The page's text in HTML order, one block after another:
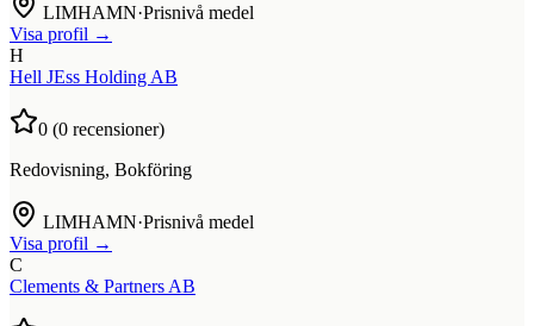
LIMHAMN·Prisnivå medel
Visa profil →
H
Hell JEss Holding AB
0 (0 recensioner)
Redovisning, Bokföring
LIMHAMN·Prisnivå medel
Visa profil →
C
Clements & Partners AB